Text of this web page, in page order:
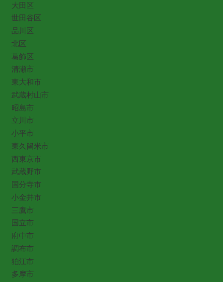
大田区
世田谷区
品川区
北区
葛飾区
清瀬市
東大和市
武蔵村山市
昭島市
立川市
小平市
東久留米市
西東京市
武蔵野市
国分寺市
小金井市
三鷹市
国立市
府中市
調布市
狛江市
多摩市